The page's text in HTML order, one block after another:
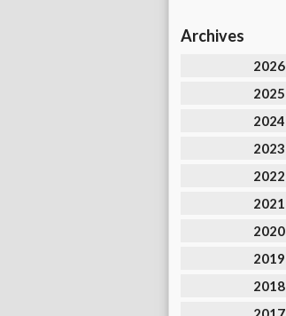
Archives
2026
2025
2024
2023
2022
2021
2020
2019
2018